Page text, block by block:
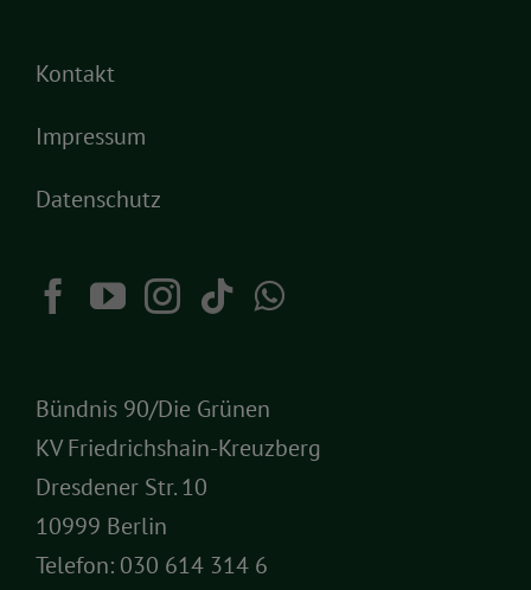
Kontakt
Impressum
Datenschutz
Bündnis 90/Die Grünen
KV Friedrichshain-Kreuzberg
Dresdener Str. 10
10999 Berlin
Telefon: 030 614 314 6